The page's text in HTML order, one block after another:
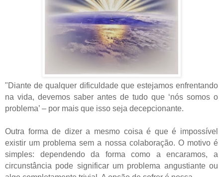
"Diante de qualquer dificuldade que estejamos enfrentando
na vida, devemos saber antes de tudo que ‘nós somos o
problema’ – por mais que isso seja decepcionante.
Outra forma de dizer a mesmo coisa é que é impossível
existir um problema sem a nossa colaboração. O motivo é
simples: dependendo da forma como a encaramos, a
circunstância pode significar um problema angustiante ou